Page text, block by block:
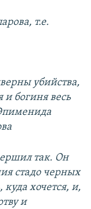
т.е.
убийства,
и богиня весь
так. Он
стадо черных
хочется, и,
и